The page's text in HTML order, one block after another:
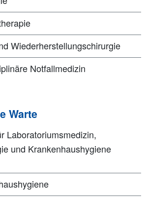
Wiederherstellungschirurgie
Notfallmedizin
Warte
Laboratoriumsmedizin,
und Krankenhaushygiene